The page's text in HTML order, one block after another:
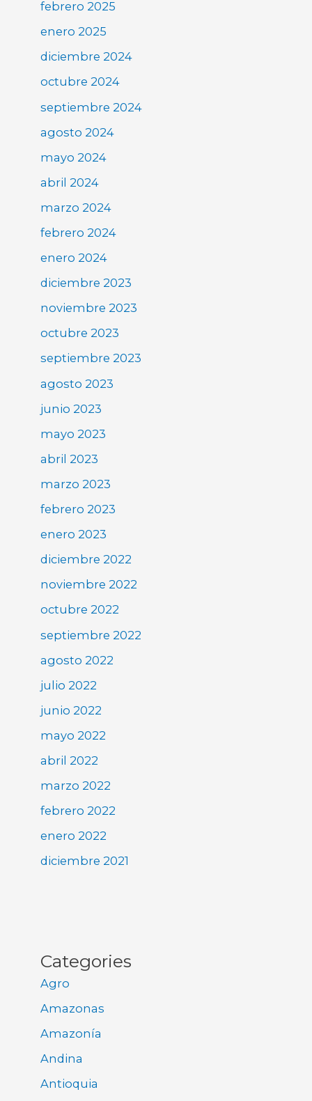
febrero 2025
enero 2025
diciembre 2024
octubre 2024
septiembre 2024
agosto 2024
mayo 2024
abril 2024
marzo 2024
febrero 2024
enero 2024
diciembre 2023
noviembre 2023
octubre 2023
septiembre 2023
agosto 2023
junio 2023
mayo 2023
abril 2023
marzo 2023
febrero 2023
enero 2023
diciembre 2022
noviembre 2022
octubre 2022
septiembre 2022
agosto 2022
julio 2022
junio 2022
mayo 2022
abril 2022
marzo 2022
febrero 2022
enero 2022
diciembre 2021
Categories
Agro
Amazonas
Amazonía
Andina
Antioquia